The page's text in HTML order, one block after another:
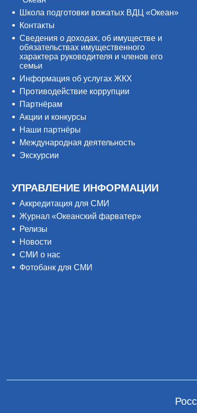
Школа подготовки вожатых ВДЦ «Океан»
Контакты
Сведения о доходах, об имуществе и
обязательствах имущественного
характера руководителя и членов его
семьи
Информация об услугах ЖКХ
Противодействие коррупции
Партнёрам
Акции и конкурсы
Наши партнёры
Международная деятельность
Экскурсии
УПРАВЛЕНИЕ ИНФОРМАЦИИ
Аккредитация для СМИ
Журнал «Океанский фарватер»
Релизы
Новости
СМИ о нас
Фотобанк для СМИ